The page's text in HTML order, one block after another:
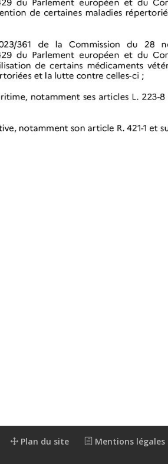
Plan du site Mentions légales